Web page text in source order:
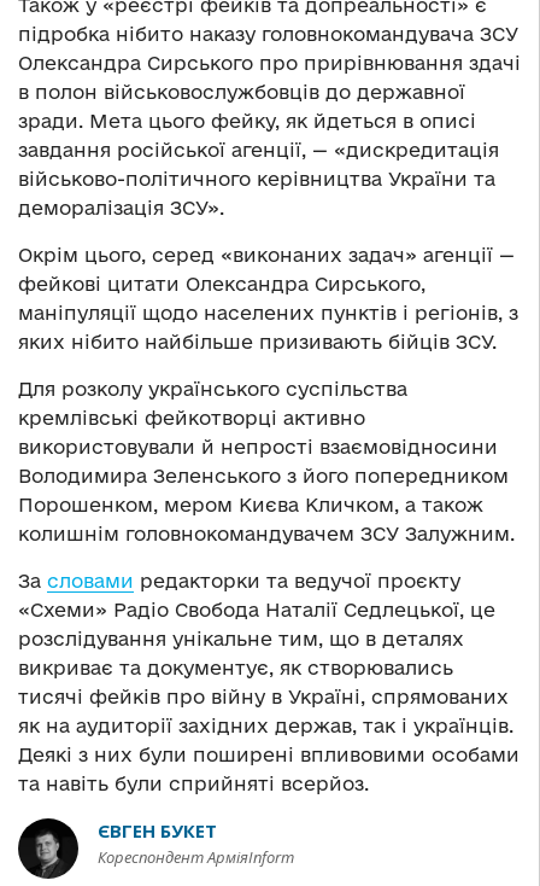
Також у «реєстрі фейків та допреальності» є
підробка нібито наказу головнокомандувача ЗСУ
Олександра Сирського про прирівнювання здачі
в полон військовослужбовців до державної
зради. Мета цього фейку, як йдеться в описі
завдання російської агенції, — «дискредитація
військово-політичного керівництва України та
деморалізація ЗСУ».
Окрім цього, серед «виконаних задач» агенції —
фейкові цитати Олександра Сирського,
маніпуляції щодо населених пунктів і регіонів, з
яких нібито найбільше призивають бійців ЗСУ.
Для розколу українського суспільства
кремлівські фейкотворці активно
використовували й непрості взаємовідносини
Володимира Зеленського з його попередником
Порошенком, мером Києва Кличком, а також
колишнім головнокомандувачем ЗСУ Залужним.
За словами редакторки та ведучої проєкту
«Схеми» Радіо Свобода Наталії Седлецької, це
розслідування унікальне тим, що в деталях
викриває та документує, як створювались
тисячі фейків про війну в Україні, спрямованих
як на аудиторії західних держав, так і українців.
Деякі з них були поширені впливовими особами
та навіть були сприйняті всерйоз.
ЄВГЕН БУКЕТ
Кореспондент АрміяInform